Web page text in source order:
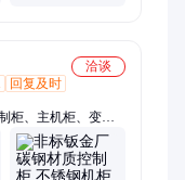
洽谈
回复及时
柜、主机柜、变频
制系统、成套控制
柜、自动化控制柜、
制柜、电气成套接